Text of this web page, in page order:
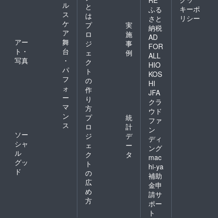
ル
ス
ケ
ア
アー
ト・
写真
舞
台
・
パ
フ
ォ
ー
マ
ン
ス
ソー
シャ
ル
グッ
ド
と
は
プ
ロ
ジ
ェ
ク
ト
の
作
り
方
実
施
事
例
プ
ロ
ジ
ェ
ク
ト
の
広
め
方
統
計
デ
ー
タ
ふる
さと
納税
AD
FOR
ALL
HIO
KOS
HI
JFA
クラ
ウド
ファ
ン
ディ
ング
mac
hi-ya
補助
金申
請サ
ポー
ト
キーポ
リシー